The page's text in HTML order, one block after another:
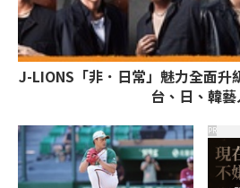
J-LIONS「非．日常」魅力全面
台、日、韓
PR